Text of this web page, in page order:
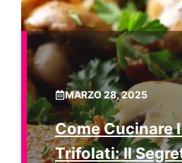
MARZO 28, 2025
Come Cucinare
Trifolati: Il